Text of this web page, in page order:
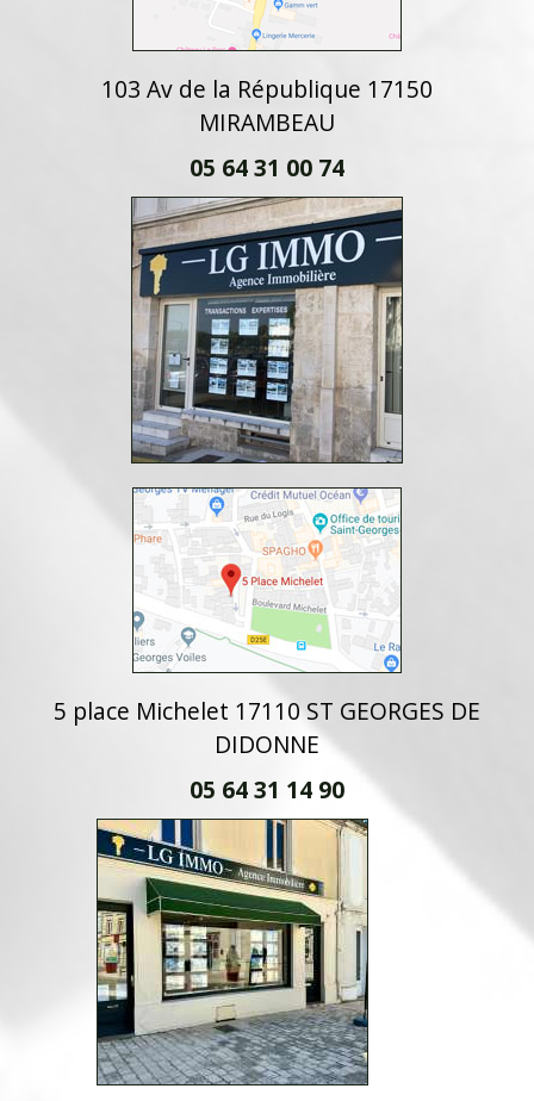
103 Av de la République 17150
MIRAMBEAU
05 64 31 00 74
5 place Michelet 17110 ST GEORGES DE
DIDONNE
05 64 31 14 90